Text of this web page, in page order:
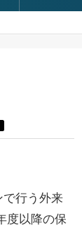
行う外来
度以降の保